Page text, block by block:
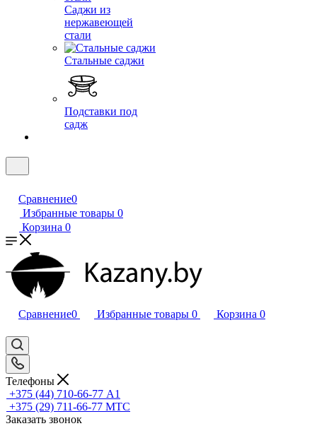
Саджи из
нержавеющей
стали
Стальные саджи
Подставки под
садж
Сравнение0
Избранные товары 0
Корзина 0
Сравнение0 Избранные товары 0 Корзина 0
Телефоны
+375 (44) 710-66-77 А1
+375 (29) 711-66-77 МТС
Заказать звонок